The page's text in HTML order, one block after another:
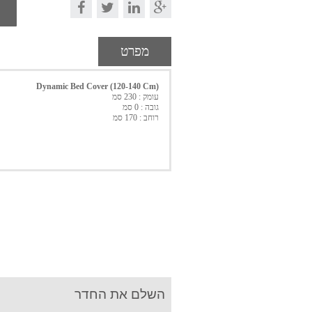
מפרט
Dynamic Bed Cover (120-140 Cm)
עומק : 230 סמ
גובה : 0 סמ
רוחב : 170 סמ
השלם את החדר